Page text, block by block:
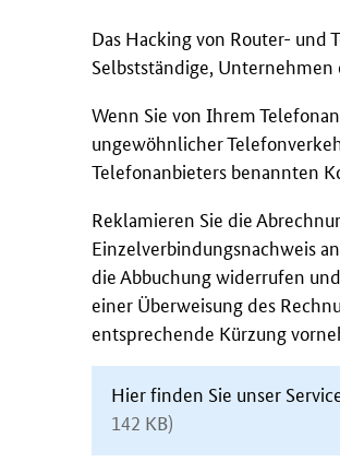
Das Hacking von Router- und
Selbstständige, Unternehmen
Wenn Sie von Ihrem
ungewöhnlicher
Telefonanbieters benannten
Reklamieren Sie die
Einzelverbindungsnachweis
die Abbuchung widerrufen
einer Überweisung des
entsprechende Kürzung
Hier finden Sie unser
142 KB)